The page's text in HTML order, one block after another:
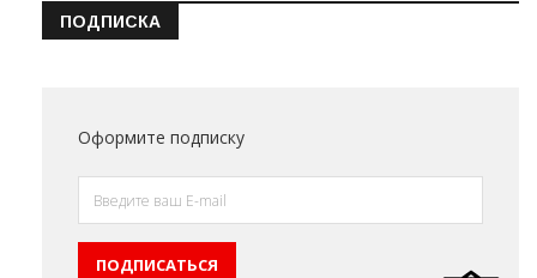
ПОДПИСКА
Оформите подписку